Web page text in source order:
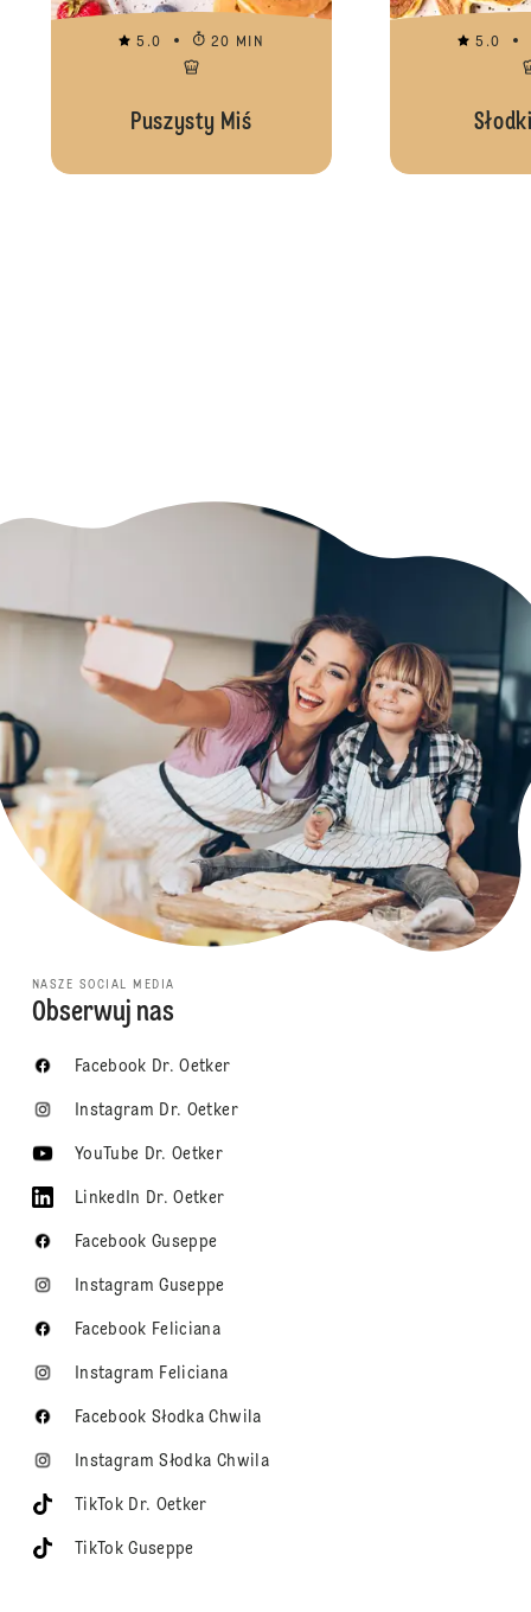
5.0 20 MIN
Puszysty Miś
5.0
NASZE SOCIAL MEDIA
Obserwuj nas
Facebook Dr. Oetker
Instagram Dr. Oetker
YouTube Dr. Oetker
LinkedIn Dr. Oetker
Facebook Guseppe
Instagram Guseppe
Facebook Feliciana
Instagram Feliciana
Facebook Słodka Chwila
Instagram Słodka Chwila
TikTok Dr. Oetker
TikTok Guseppe